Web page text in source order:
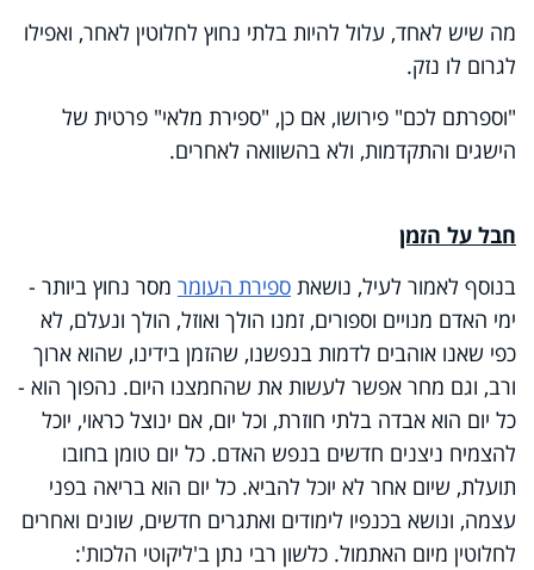
מה שיש לאחד, עלול להיות בלתי נחוץ לחלוטין לאחר, ואפילו
לגרום לו נזק.
"וספרתם לכם" פירושו, אם כן, "ספירת מלאי" פרטית של
הישגים והתקדמות, ולא בהשוואה לאחרים.
חבל על הזמן
בנוסף לאמור לעיל, נושאת ספירת העומר מסר נחוץ ביותר -
ימי האדם מנויים וספורים, זמנו הולך ואוזל, הולך ונעלם, לא
כפי שאנו אוהבים לדמות בנפשנו, שהזמן בידינו, שהוא ארוך
ורב, וגם מחר אפשר לעשות את שהחמצנו היום. נהפוך הוא -
כל יום הוא אבדה בלתי חוזרת, וכל יום, אם ינוצל כראוי, יוכל
להצמיח ניצנים חדשים בנפש האדם. כל יום טומן בחובו
תועלת, שיום אחר לא יוכל להביא. כל יום הוא בריאה בפני
עצמה, ונושא בכנפיו לימודים ואתגרים חדשים, שונים ואחרים
לחלוטין מיום האתמול. כלשון רבי נתן ב'ליקוטי הלכות':